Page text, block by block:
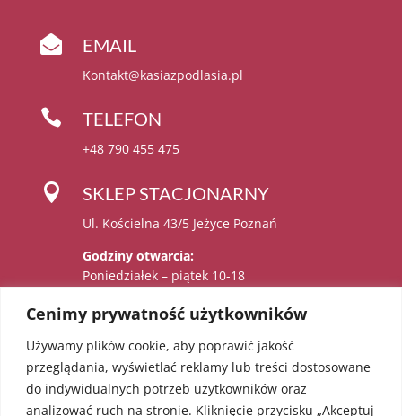
Cenimy prywatność użytkowników
Używamy plików cookie, aby poprawić jakość
przeglądania, wyświetlać reklamy lub treści dostosowane
do indywidualnych potrzeb użytkowników oraz
analizować ruch na stronie. Kliknięcie przycisku „Akceptuj
 EMAIL
Kontakt@kasiazpodlasia.pl
 TELEFON
+48 790 455 475
 SKLEP STACJONARNY
Ul. Kościelna 43/5 Jeżyce Poznań
Godziny otwarcia:
Poniedziałek – piątek 10-18

Administratorem danych osobowych jest:
Katarzyna Sadowska – Karolczak prowadzący
działalność gospodarczą pod firmą EcoAngel